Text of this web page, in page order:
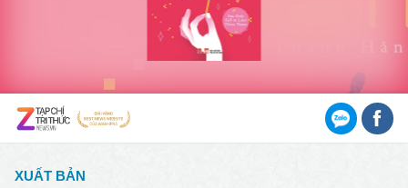
XUẤT BẢN